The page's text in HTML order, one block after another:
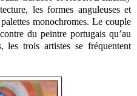
les formes anguleuses et
monochromes. Le couple
du peintre portugais qu’au
les trois artistes se fréquentent